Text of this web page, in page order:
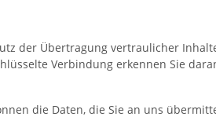
der Übertragung vertraulicher
Verbindung erkennen Sie
die Daten, die Sie an uns